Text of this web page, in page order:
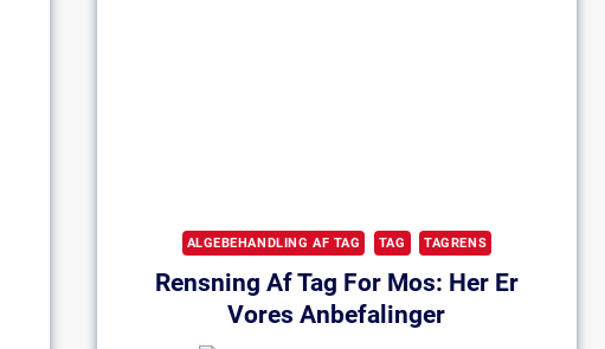
ALGEBEHANDLING AF TAG TAG TAGRENS
Rensning Af Tag For Mos: Her Er
Vores Anbefalinger